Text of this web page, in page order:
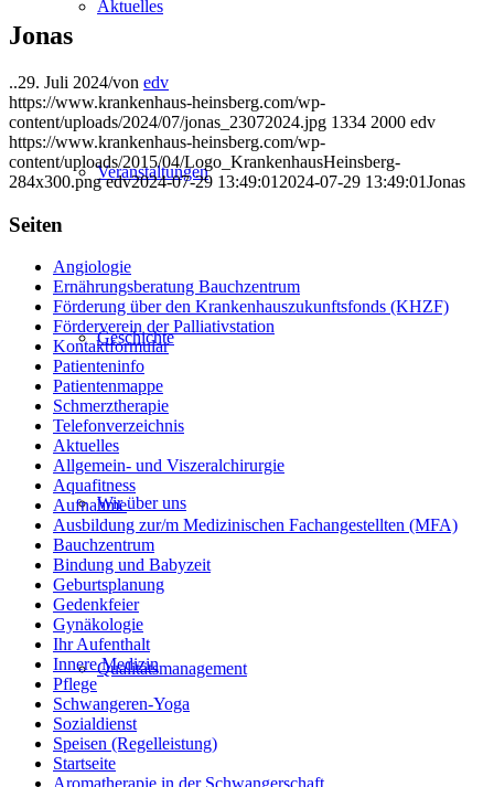
Aktuelles
Veranstaltungen
Geschichte
Wir über uns
Qualitätsmanagement
Jonas
..29. Juli 2024/von edv
https://www.krankenhaus-heinsberg.com/wp-
content/uploads/2024/07/jonas_23072024.jpg 1334 2000 edv
https://www.krankenhaus-heinsberg.com/wp-
content/uploads/2015/04/Logo_KrankenhausHeinsberg-
284x300.png edv2024-07-29 13:49:01 2024-07-29 13:49:01Jonas
Seiten
Angiologie
Ernährungsberatung Bauchzentrum
Förderung über den Krankenhauszukunftsfonds (KHZF)
Förderverein der Palliativstation
Kontaktformular
Patienteninfo
Patientenmappe
Schmerztherapie
Telefonverzeichnis
Aktuelles
Allgemein- und Viszeralchirurgie
Aquafitness
Aufnahme
Ausbildung zur/m Medizinischen Fachangestellten (MFA)
Bauchzentrum
Bindung und Babyzeit
Geburtsplanung
Gedenkfeier
Gynäkologie
Ihr Aufenthalt
Innere Medizin
Pflege
Schwangeren-Yoga
Sozialdienst
Speisen (Regelleistung)
Startseite